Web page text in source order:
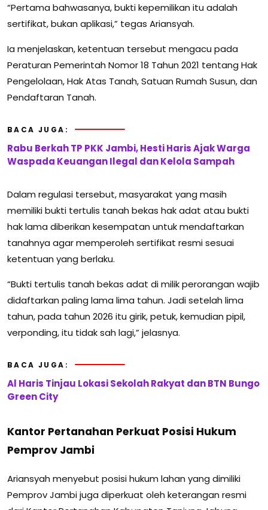
“Pertama bahwasanya, bukti kepemilikan itu adalah
sertifikat, bukan aplikasi,” tegas Ariansyah.
Ia menjelaskan, ketentuan tersebut mengacu pada
Peraturan Pemerintah Nomor 18 Tahun 2021 tentang Hak
Pengelolaan, Hak Atas Tanah, Satuan Rumah Susun, dan
Pendaftaran Tanah.
BACA JUGA:
Rabu Berkah TP PKK Jambi, Hesti Haris Ajak Warga
Waspada Keuangan Ilegal dan Kelola Sampah
Dalam regulasi tersebut, masyarakat yang masih
memiliki bukti tertulis tanah bekas hak adat atau bukti
hak lama diberikan kesempatan untuk mendaftarkan
tanahnya agar memperoleh sertifikat resmi sesuai
ketentuan yang berlaku.
“Bukti tertulis tanah bekas adat di milik perorangan wajib
didaftarkan paling lama lima tahun. Jadi setelah lima
tahun, pada tahun 2026 itu girik, petuk, kemudian pipil,
verponding, itu tidak sah lagi,” jelasnya.
BACA JUGA:
Al Haris Tinjau Lokasi Sekolah Rakyat dan BTN Bungo
Green City
Kantor Pertanahan Perkuat Posisi Hukum
Pemprov Jambi
Ariansyah menyebut posisi hukum lahan yang dimiliki
Pemprov Jambi juga diperkuat oleh keterangan resmi